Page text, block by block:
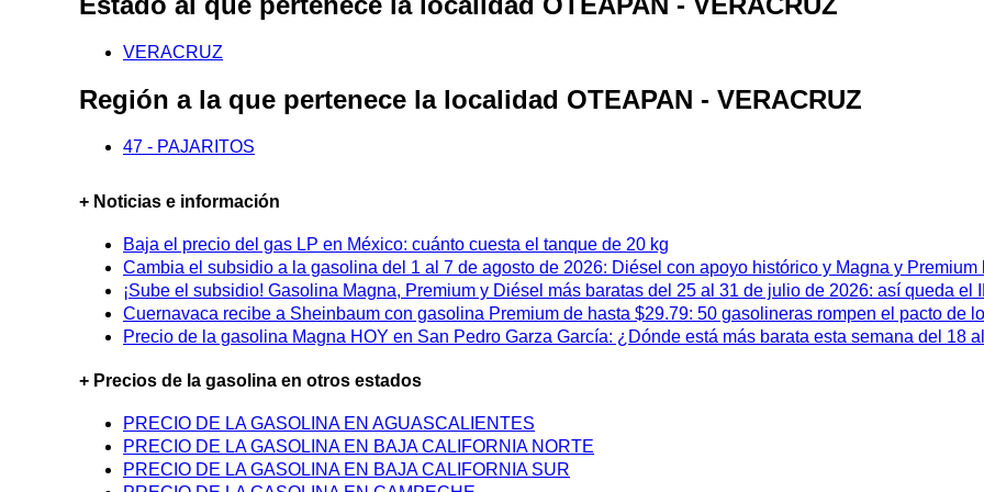
VERACRUZ
Región a la que pertenece la localidad OTEAPAN - VERACRUZ
47 - PAJARITOS
+ Noticias e información
Baja el precio del gas LP en México: cuánto cuesta el tanque de 20 kg
Cambia el subsidio a la gasolina del 1 al 7 de agosto de 2026: Diésel con apoyo histórico y Magna y Premium
¡Sube el subsidio! Gasolina Magna, Premium y Diésel más baratas del 25 al 31 de julio de 2026: así queda el
Cuernavaca recibe a Sheinbaum con gasolina Premium de hasta $29.79: 50 gasolineras rompen el pacto de
Precio de la gasolina Magna HOY en San Pedro Garza García: ¿Dónde está más barata esta semana del 18
+ Precios de la gasolina en otros estados
PRECIO DE LA GASOLINA EN AGUASCALIENTES
PRECIO DE LA GASOLINA EN BAJA CALIFORNIA NORTE
PRECIO DE LA GASOLINA EN BAJA CALIFORNIA SUR